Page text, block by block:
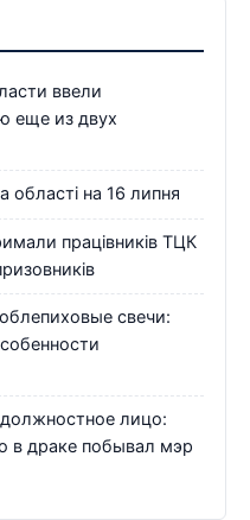
ввели
еще из двух
області на 16 липня
працівників ТЦК
свечи:
лицо:
в драке побывал мэр